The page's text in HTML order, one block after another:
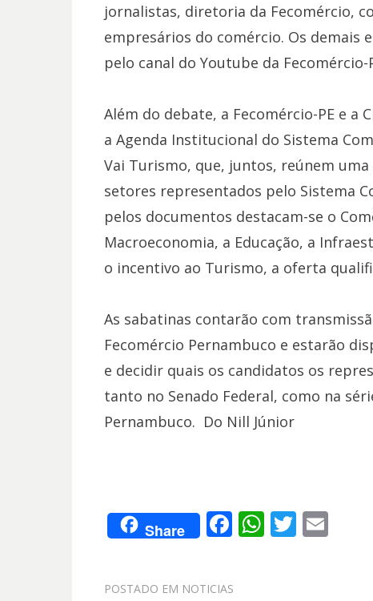
jornalistas, diretoria da Fecomércio,
empresários do comércio. Os demais
pelo canal do Youtube da Fecomércio-
Além do debate, a Fecomércio-PE e a
a Agenda Institucional do Sistema
Vai Turismo, que, juntos, reúnem
setores representados pelo Sistema
pelos documentos destacam-se o
Macroeconomia, a Educação, a
o incentivo ao Turismo, a oferta
As sabatinas contarão com
Fecomércio Pernambuco e estarão
e decidir quais os candidatos os
tanto no Senado Federal, como na
Pernambuco. Do Nill Júnior
Share F W T E
POSTADO EM NOTICIAS